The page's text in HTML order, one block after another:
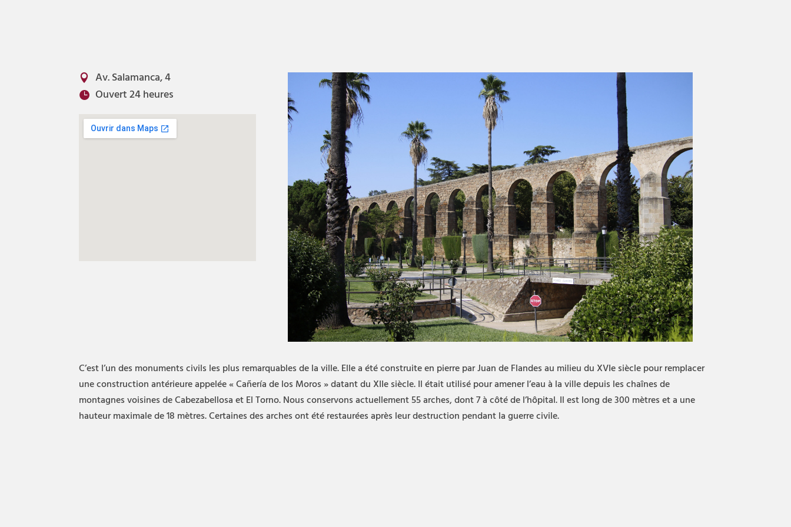
 Av. Salamanca, 4
 Ouvert 24 heures
C’est l’un des monuments civils les plus remarquables de la ville. Elle a été construite en pierre par Juan de Flandes au milieu du XVIe siècle pour remplacer
une construction antérieure appelée « Cañería de los Moros » datant du XIIe siècle. Il était utilisé pour amener l’eau à la ville depuis les chaînes de
montagnes voisines de Cabezabellosa et El Torno. Nous conservons actuellement 55 arches, dont 7 à côté de l’hôpital. Il est long de 300 mètres et a une
hauteur maximale de 18 mètres. Certaines des arches ont été restaurées après leur destruction pendant la guerre civile.